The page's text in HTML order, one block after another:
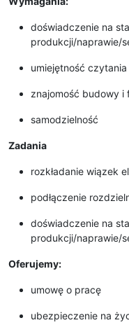
doświadczenie na
produkcji/naprawie/
umiejętność
znajomość budowy i
samodzielność
Zadania
rozkładanie wiązek
podłączenie
doświadczenie na
produkcji/naprawie/
Oferujemy:
umowę o pracę
ubezpieczenie na